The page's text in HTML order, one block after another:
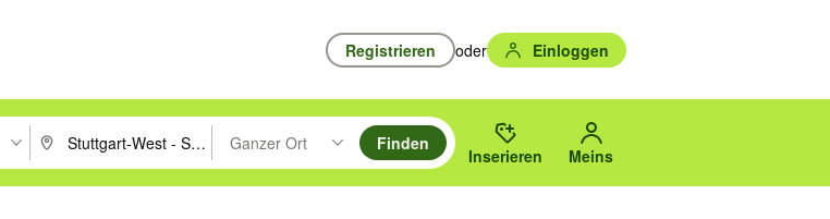
Registrieren oder Einloggen
Vorschläge mit den Pfeiltasten nach oben/unten durchsuchen und mit Eingabetaste auswählen.
PLZ oder Ort eingeben. Eingabetaste drücken um zu suchen, oder Vorschläge mit den Pfeiltasten nach oben/
Ganzer Ort
Suche im Umkreis des gewählten Orts oder PLZ.
Finden
Inserieren Meins